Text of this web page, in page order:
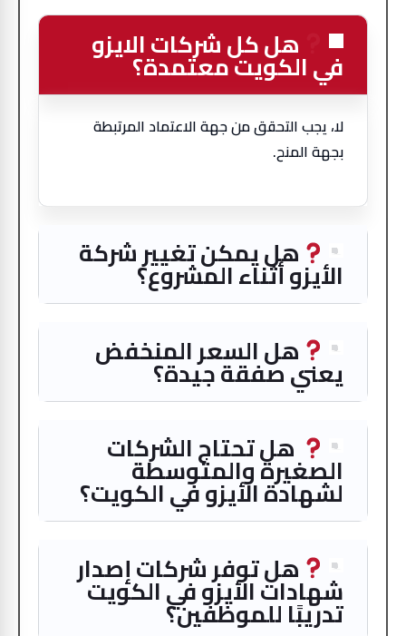
هل كل شركات الايزو
في الكويت معتمدة؟
لا، يجب التحقق من جهة الاعتماد المرتبطة
بجهة المنح.
هل يمكن تغيير شركة
الأيزو أثناء المشروع؟
هل السعر المنخفض
يعني صفقة جيدة؟
هل تحتاج الشركات
الصغيرة والمتوسطة
لشهادة الأيزو في الكويت؟
هل توفر شركات إصدار
شهادات الأيزو في الكويت
تدريبًا للموظفين؟